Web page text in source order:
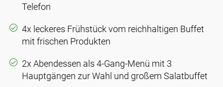
Telefon
4x leckeres Frühstück vom reichhaltigen Buffet
mit frischen Produkten
2x Abendessen als 4-Gang-Menü mit 3
Hauptgängen zur Wahl und großem Salatbuffet